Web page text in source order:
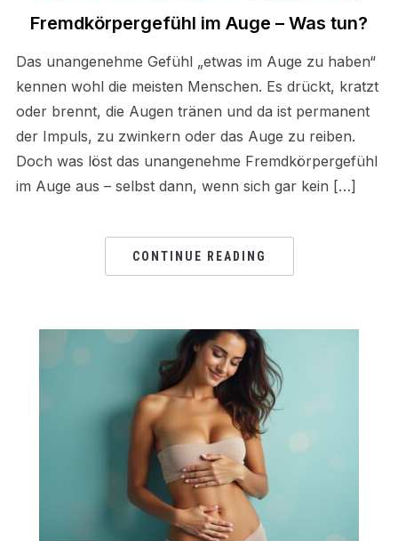
Fremdkörpergefühl im Auge – Was tun?
Das unangenehme Gefühl „etwas im Auge zu haben“
kennen wohl die meisten Menschen. Es drückt, kratzt
oder brennt, die Augen tränen und da ist permanent
der Impuls, zu zwinkern oder das Auge zu reiben.
Doch was löst das unangenehme Fremdkörpergefühl
im Auge aus – selbst dann, wenn sich gar kein […]
CONTINUE READING